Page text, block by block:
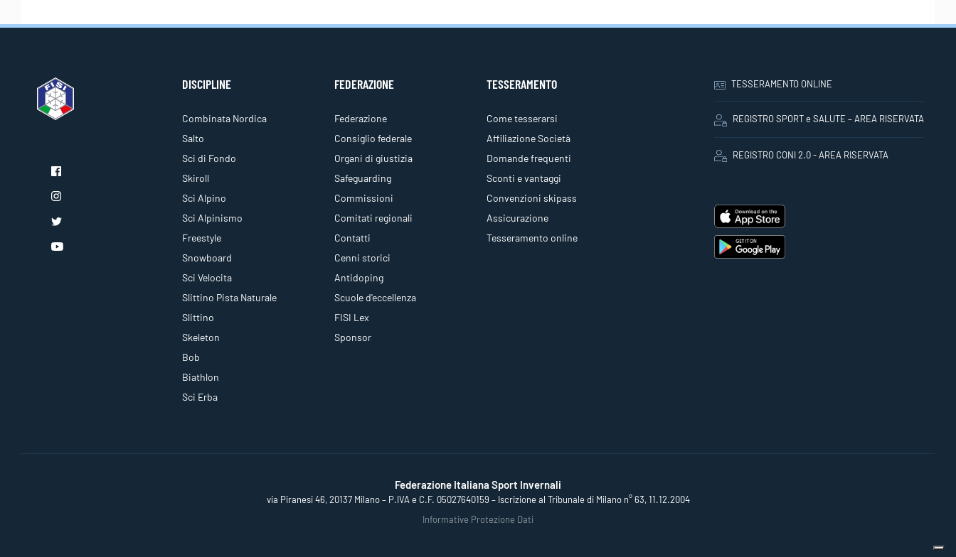
DISCIPLINE
Combinata Nordica
Salto
Sci di Fondo
Skiroll
Sci Alpino
Sci Alpinismo
Freestyle
Snowboard
Sci Velocita
Slittino Pista Naturale
Slittino
Skeleton
Bob
Biathlon
Sci Erba
FEDERAZIONE
Federazione
Consiglio federale
Organi di giustizia
Safeguarding
Commissioni
Comitati regionali
Contatti
Cenni storici
Antidoping
Scuole d'eccellenza
FISI Lex
Sponsor
TESSERAMENTO
Come tesserarsi
Affiliazione Società
Domande frequenti
Sconti e vantaggi
Convenzioni skipass
Assicurazione
Tesseramento online
TESSERAMENTO ONLINE
REGISTRO SPORT e SALUTE – AREA RISERVATA
REGISTRO CONI 2.0 - AREA RISERVATA
Federazione Italiana Sport Invernali
via Piranesi 46, 20137 Milano – P.IVA e C.F. 05027640159 – Iscrizione al Tribunale di Milano n° 63, 11.12.2004
Informative Protezione Dati